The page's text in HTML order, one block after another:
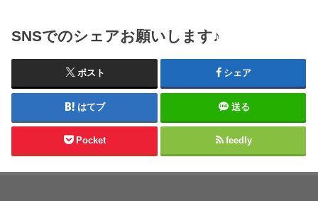
SNSでのシェアお願いします♪
ポスト シェア
はてブ 送る
Pocket feedly